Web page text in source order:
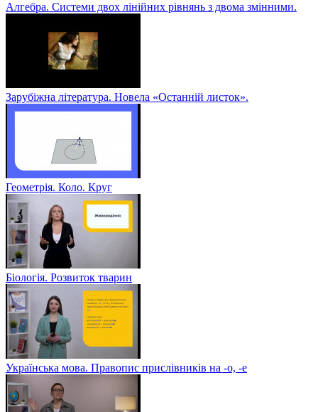
Алгебра. Системи двох лінійних рівнянь з двома змінними.
Зарубіжна література. Новела «Останній листок».
Геометрія. Коло. Круг
Біологія. Розвиток тварин
Українська мова. Правопис прислівників на -о, -е